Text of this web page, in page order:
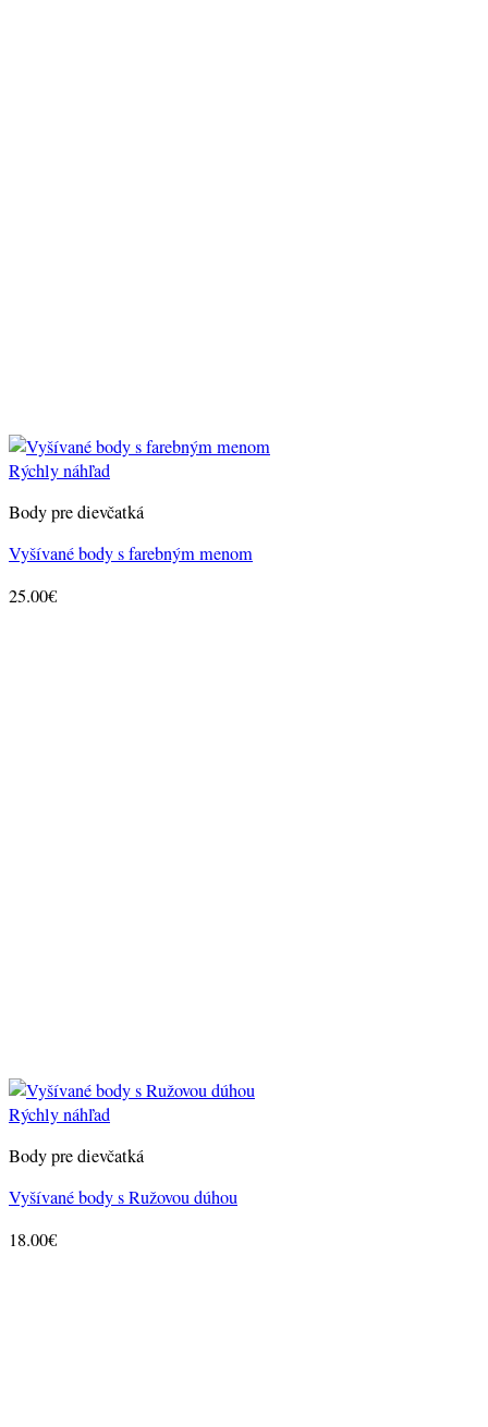
Rýchly náhľad
Body pre dievčatká
Vyšívané body s farebným menom
25.00€
Rýchly náhľad
Body pre dievčatká
Vyšívané body s Ružovou dúhou
18.00€